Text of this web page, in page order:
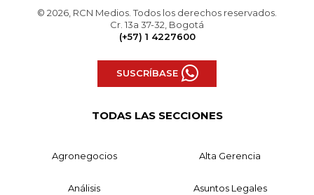
© 2026, RCN Medios. Todos los derechos reservados.
Cr. 13a 37-32, Bogotá
(+57) 1 4227600
SUSCRÍBASE
TODAS LAS SECCIONES
Agronegocios Alta Gerencia
Análisis Asuntos Legales